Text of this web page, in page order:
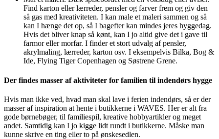
Find karton eller lærreder, pensler og farver frem og giv den
så gas med kreativiteten. I kan male et maleri sammen og så
kan I hænge det op, så I bagefter kan mindes jeres hyggedag.
Hvis det bliver knap så kønt, kan I jo altid give det i gave til
farmor eller morfar. I finder et stort udvalg af pensler,
akrylmaling, lærreder, karton osv. I eksempelvis Bilka, Bog &
Ide, Flying Tiger Copenhagen og Søstrene Grene.
Der findes masser af aktiviteter for familien til indendørs hygge
Hvis man ikke ved, hvad man skal lave i ferien indendørs, så er der
masser af inspiration at hente i butikkerne i WAVES. Her er alt fra
gode børnebøger, til familiespil, kreative hobbyartikler og meget
andet. Samtidig kan I jo kigge lidt rundt i butikkerne. Måske man
kunne skrive en ting eller to på ønskesedlen.